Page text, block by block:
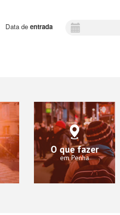
Data de entrada
O que fazer
em Penha